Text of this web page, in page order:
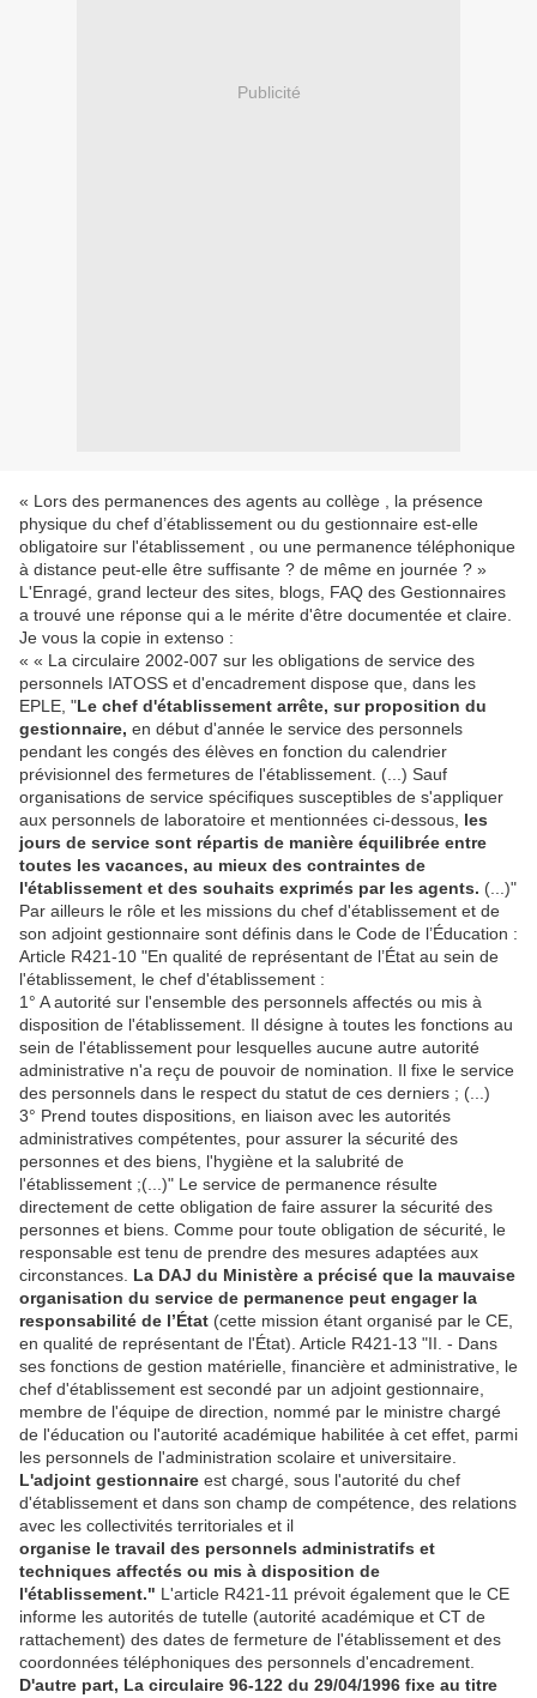
Publicité
« Lors des permanences des agents au collège , la présence
physique du chef d’établissement ou du gestionnaire est-elle
obligatoire sur l'établissement , ou une permanence téléphonique
à distance peut-elle être suffisante ? de même en journée ? »
L'Enragé, grand lecteur des sites, blogs, FAQ des Gestionnaires
a trouvé une réponse qui a le mérite d'être documentée et claire.
Je vous la copie in extenso :
« « La circulaire 2002-007 sur les obligations de service des
personnels IATOSS et d'encadrement dispose que, dans les
EPLE, "Le chef d'établissement arrête, sur proposition du
gestionnaire, en début d'année le service des personnels
pendant les congés des élèves en fonction du calendrier
prévisionnel des fermetures de l'établissement. (...) Sauf
organisations de service spécifiques susceptibles de s'appliquer
aux personnels de laboratoire et mentionnées ci-dessous, les
jours de service sont répartis de manière équilibrée entre
toutes les vacances, au mieux des contraintes de
l'établissement et des souhaits exprimés par les agents. (...)"
Par ailleurs le rôle et les missions du chef d'établissement et de
son adjoint gestionnaire sont définis dans le Code de l’Éducation :
Article R421-10 "En qualité de représentant de l’État au sein de
l'établissement, le chef d'établissement :
1° A autorité sur l'ensemble des personnels affectés ou mis à
disposition de l'établissement. Il désigne à toutes les fonctions au
sein de l'établissement pour lesquelles aucune autre autorité
administrative n'a reçu de pouvoir de nomination. Il fixe le service
des personnels dans le respect du statut de ces derniers ; (...)
3° Prend toutes dispositions, en liaison avec les autorités
administratives compétentes, pour assurer la sécurité des
personnes et des biens, l'hygiène et la salubrité de
l'établissement ;(...)" Le service de permanence résulte
directement de cette obligation de faire assurer la sécurité des
personnes et biens. Comme pour toute obligation de sécurité, le
responsable est tenu de prendre des mesures adaptées aux
circonstances. La DAJ du Ministère a précisé que la mauvaise
organisation du service de permanence peut engager la
responsabilité de l’État (cette mission étant organisé par le CE,
en qualité de représentant de l'État). Article R421-13 "II. - Dans
ses fonctions de gestion matérielle, financière et administrative, le
chef d'établissement est secondé par un adjoint gestionnaire,
membre de l'équipe de direction, nommé par le ministre chargé
de l'éducation ou l'autorité académique habilitée à cet effet, parmi
les personnels de l'administration scolaire et universitaire.
L'adjoint gestionnaire est chargé, sous l'autorité du chef
d'établissement et dans son champ de compétence, des relations
avec les collectivités territoriales et il
organise le travail des personnels administratifs et
techniques affectés ou mis à disposition de
l'établissement." L'article R421-11 prévoit également que le CE
informe les autorités de tutelle (autorité académique et CT de
rattachement) des dates de fermeture de l'établissement et des
coordonnées téléphoniques des personnels d'encadrement.
D'autre part, La circulaire 96-122 du 29/04/1996 fixe au titre